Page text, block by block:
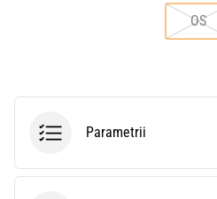
OS
Parametrii